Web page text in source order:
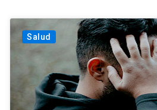
Salud